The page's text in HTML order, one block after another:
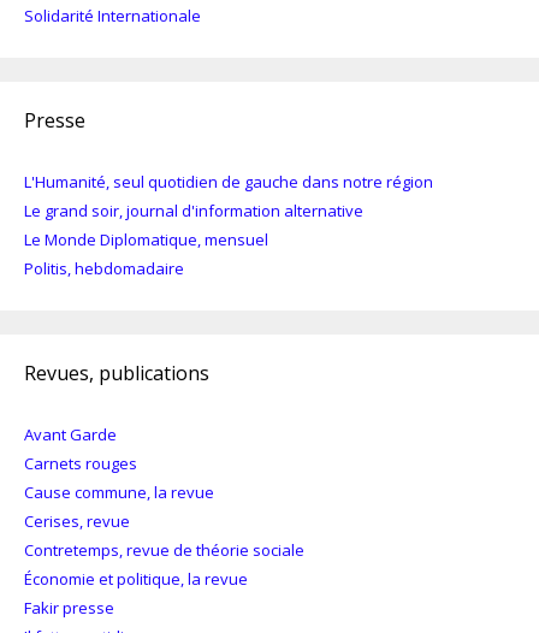
Solidarité Internationale
Presse
L'Humanité, seul quotidien de gauche dans notre région
Le grand soir, journal d'information alternative
Le Monde Diplomatique, mensuel
Politis, hebdomadaire
Revues, publications
Avant Garde
Carnets rouges
Cause commune, la revue
Cerises, revue
Contretemps, revue de théorie sociale
Économie et politique, la revue
Fakir presse